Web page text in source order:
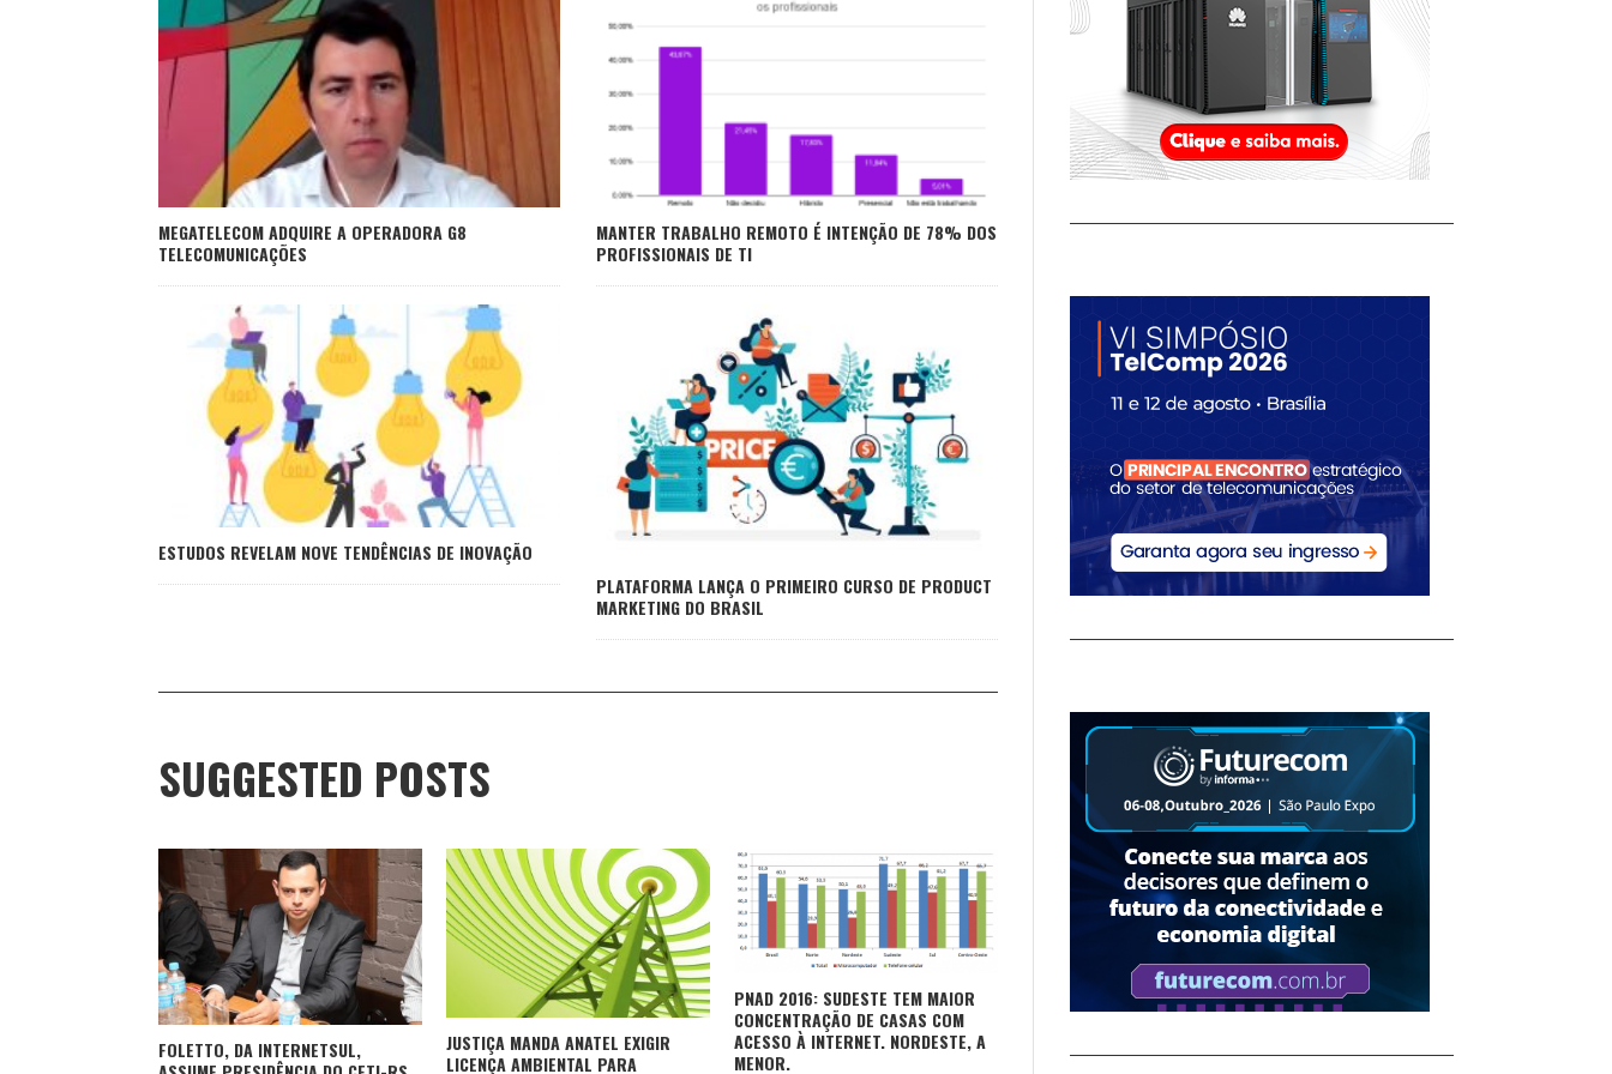
MEGATELECOM ADQUIRE A OPERADORA G8
TELECOMUNICAÇÕES
MANTER TRABALHO REMOTO É INTENÇÃO DE 78% DOS
PROFISSIONAIS DE TI
ESTUDOS REVELAM NOVE TENDÊNCIAS DE INOVAÇÃO
PLATAFORMA LANÇA O PRIMEIRO CURSO DE PRODUCT
MARKETING DO BRASIL
SUGGESTED POSTS
FOLETTO, DA INTERNETSUL,
JUSTIÇA MANDA ANATEL EXIGIR
LICENÇA AMBIENTAL PARA
PNAD 2016: SUDESTE TEM MAIOR
CONCENTRAÇÃO DE CASAS COM
ACESSO À INTERNET. NORDESTE, A
MENOR.